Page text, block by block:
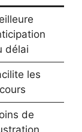
délai
les
de